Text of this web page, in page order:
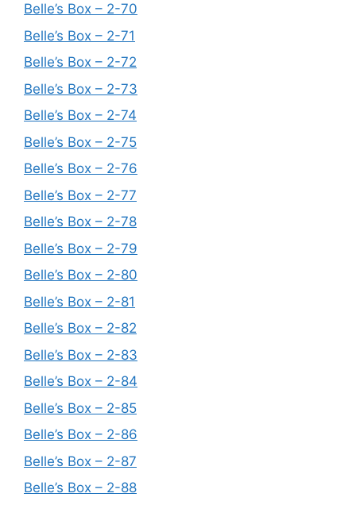
Belle’s Box – 2-70
Belle’s Box – 2-71
Belle’s Box – 2-72
Belle’s Box – 2-73
Belle’s Box – 2-74
Belle’s Box – 2-75
Belle’s Box – 2-76
Belle’s Box – 2-77
Belle’s Box – 2-78
Belle’s Box – 2-79
Belle’s Box – 2-80
Belle’s Box – 2-81
Belle’s Box – 2-82
Belle’s Box – 2-83
Belle’s Box – 2-84
Belle’s Box – 2-85
Belle’s Box – 2-86
Belle’s Box – 2-87
Belle’s Box – 2-88